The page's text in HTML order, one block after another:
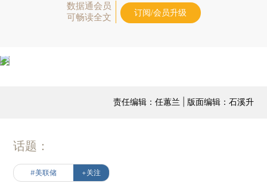
数据通会员
可畅读全文
订阅/会员升级
责任编辑：任蕙兰 | 版面编辑：石溪升
话题：
#美联储 +关注